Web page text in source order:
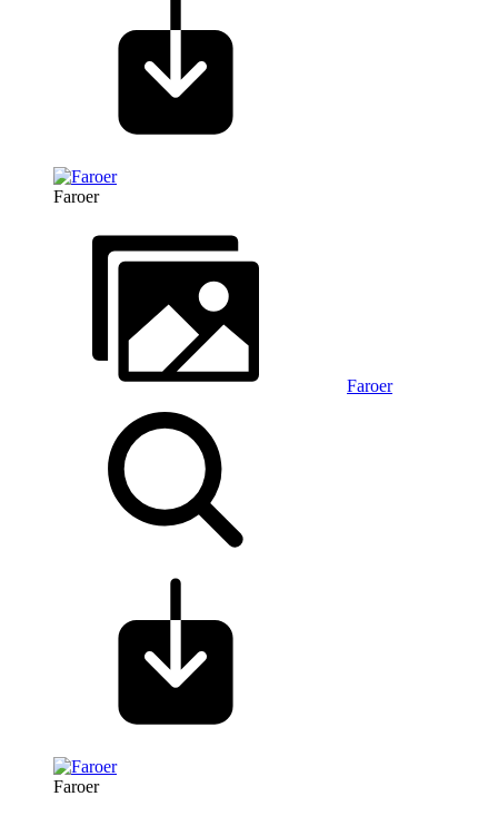
Faroer
Faroer
Faroer